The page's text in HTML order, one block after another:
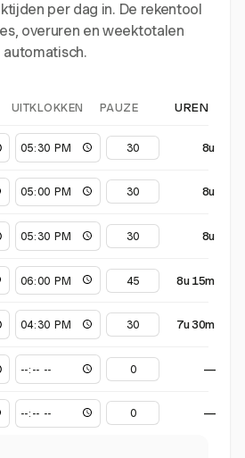
per dag in. De rekentool
overuren en weektotalen
automatisch.
UITKLOKKEN PAUZE UREN
8u
8u
8u
8u 15m
7u 30m
—
—